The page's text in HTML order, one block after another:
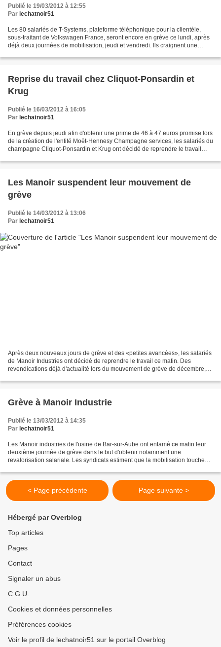
Publié le 19/03/2012 à 12:55
Par lechatnoir51
Les 80 salariés de T-Systems, plateforme téléphonique pour la clientèle,
sous-traitant de Volkswagen France, seront encore en grève ce lundi, après
déjà deux journées de mobilisation, jeudi et vendredi. Ils craignent une
Reprise du travail chez Cliquot-Ponsardin et
Krug
Publié le 16/03/2012 à 16:05
Par lechatnoir51
En grève depuis jeudi afin d'obtenir une prime de 46 à 47 euros promise lors
de la création de l'entité Moët-Hennesy Champagne services, les salariés du
champagne Cliquot-Ponsardin et Krug ont décidé de reprendre le travail
Les Manoir suspendent leur mouvement de
grève
Publié le 14/03/2012 à 13:06
Par lechatnoir51
Après deux nouveaux jours de grève et des «petites avancées», les salariés
de Manoir Industries ont décidé de reprendre le travail ce matin. Des
revendications déjà d'actualité lors du mouvement de grève de décembre,
Grève à Manoir Industrie
Publié le 13/03/2012 à 14:35
Par lechatnoir51
Les Manoir industries de l'usine de Bar-sur-Aube ont entamé ce matin leur
deuxième journée de grève dans le but d'obtenir notamment une
revalorisation salariale. Les syndicats estiment que la mobilisation touche
< Page précédente Page suivante >
Hébergé par Overblog
Top articles
Pages
Contact
Signaler un abus
C.G.U.
Cookies et données personnelles
Préférences cookies
Voir le profil de lechatnoir51 sur le portail Overblog